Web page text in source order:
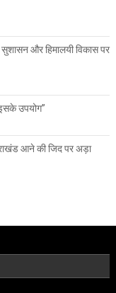
और हिमालयी विकास पर
उपयोग”
आने की जिद पर अड़ा